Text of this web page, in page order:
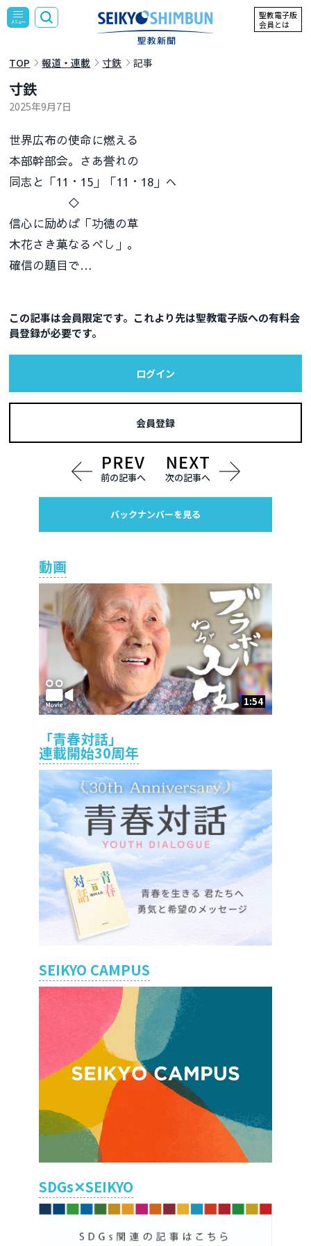
聖教電子版
会員とは
TOP 報道・連載 寸鉄 記事
寸鉄
2025年9月7日
世界広布の使命に燃える
本部幹部会。さあ誉れの
同志と「11・15」「11・18」へ
◇
信心に励めば「功徳の草
木花さき菓なるべし」。
確信の題目で…
この記事は会員限定です。これより先は聖教電子版への有料会
員登録が必要です。
ログイン
会員登録
前の記事へ 次の記事へ
バックナンバーを見る
動画
1:54
「青春対話」
連載開始30周年
SEIKYO CAMPUS
SDGs✕SEIKYO